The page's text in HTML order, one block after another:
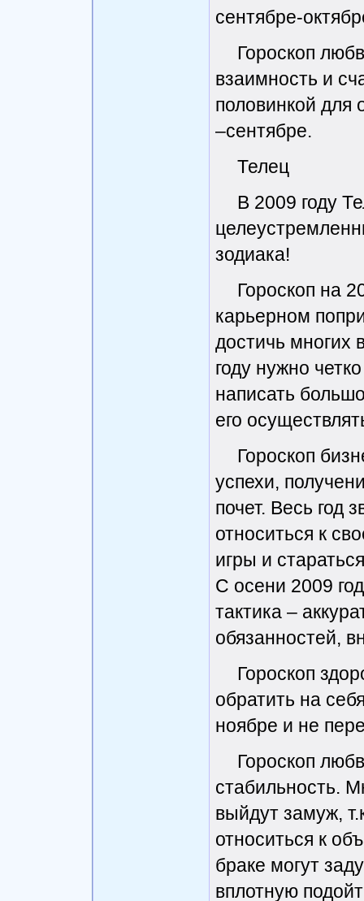
сентябре-
Гороскоп
взаимность и
половинкой для
–сентябре.
Телец
В 2009 году
зодиака!
Гороскоп на
карьерном
достичь многих
году нужно
написать
его
Гороскоп
успехи,
почет. Весь год
относиться к
игры и
С осени 2009
тактика –
обязанностей,
Гороскоп
обратить на
ноябре и не
Гороскоп
стабильность.
выйдут замуж,
относиться к
браке могут
вплотную